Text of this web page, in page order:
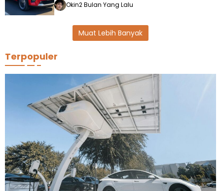
Okin2 Bulan Yang Lalu
Muat Lebih Banyak
Terpopuler